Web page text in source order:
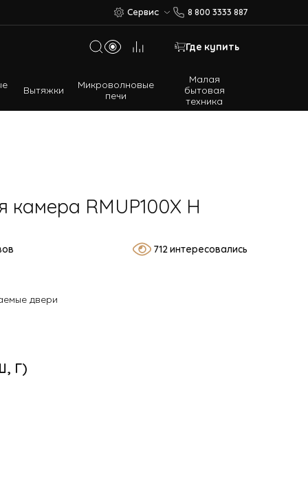
Сервис 8 800 3333 887
Где купить
Вытяжки Микроволновые
печи
Малая
бытовая
техника
Многодверные холодильники
камера RMUP100X H
712 интересовались
двери
Г)